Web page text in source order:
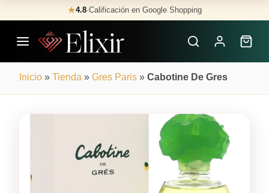
to
content
★4.8·Calificación en Google Shopping
Inicio » Tienda » Gres Paris » Cabotine De Gres